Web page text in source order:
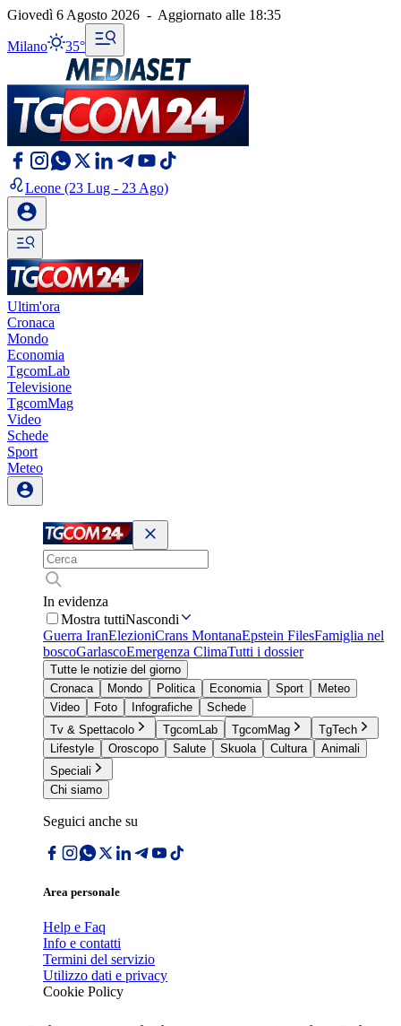
Giovedì 6 Agosto 2026 - Aggiornato alle 18:35
Milano 35°
Leone (23 Lug - 23 Ago)
Ultim'ora
Cronaca
Mondo
Economia
TgcomLab
Televisione
TgcomMag
Video
Schede
Sport
Meteo
In evidenza
Mostra tuttiNascondi
Guerra IranElezioniCrans MontanaEpstein FilesFamiglia nel
boscoGarlascoEmergenza ClimaTutti i dossier
Tutte le notizie del giorno
Cronaca
Mondo Politica Economia Sport
Meteo
Video
Foto Infografiche
Schede
Tv & Spettacolo
TgcomLab TgcomMag
TgTech
Lifestyle
Oroscopo Salute Skuola Cultura
Animali
Speciali
Chi siamo
Seguici anche su
Area personale
Help e Faq
Info e contatti
Termini del servizio
Utilizzo dati e privacy
Cookie Policy